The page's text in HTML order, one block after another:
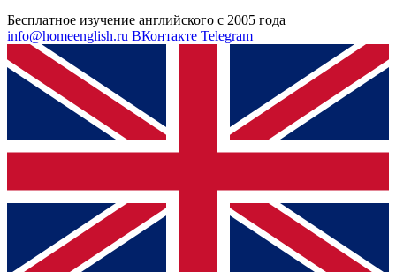
Бесплатное изучение английского с 2005 года
info@homeenglish.ru ВКонтакте Telegram